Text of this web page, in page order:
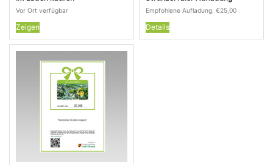
Vor Ort verfügbar
Zeigen
Empfohlene Aufladung: €25,00
Details